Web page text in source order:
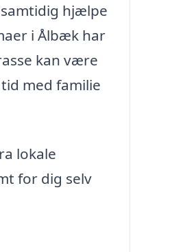
hjælpe
i Ålbæk har
kan være
med familie
lokale
for dig selv